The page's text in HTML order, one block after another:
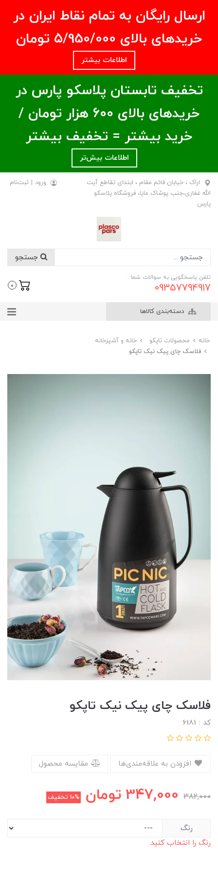
ارسال رایگان به تمام نقاط ایران در
خریدهای بالای ۵/950/000 تومان
اطلاعات بیشتر
تخفیف تابستان پلاسکو پارس در
خریدهای بالای ۶00 هزار تومان /
خرید بیشتر = تخفیف بیشتر
اطلاعات بیش‌تر
اراک ، خیابان قائم مقام ، ابتدای تقاطع آیت
الله غفاری،جنب پوشاک مایا، فروشگاه پلاسکو
پارس
ورود | ثبت‌نام
تلفن پاسخگویی به سوالات شما :
09357794917
0
دسته‌بندی کالاها
خانه محصولات تاپکو
خانه و آشپزخانه
فلاسک چای پیک نیک تاپکو
فلاسک چای پیک نیک تاپکو
کد : 6181
مقایسه محصول
382,000
347,000 تومان 10% تخفیف
رنگ
رنگ را انتخاب کنید.